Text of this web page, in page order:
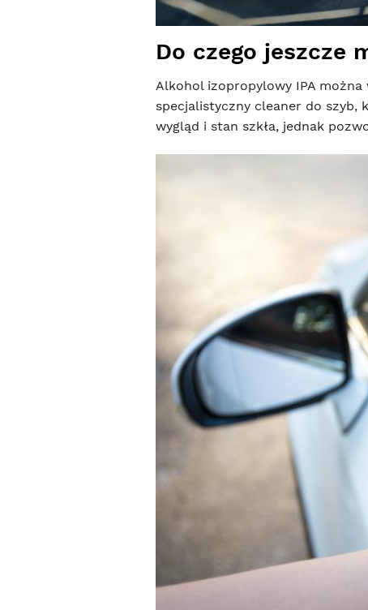
Do czego jeszcze
Alkohol izopropylowy IPA
specjalistyczny cleaner do szyb,
wygląd i stan szkła, jednak